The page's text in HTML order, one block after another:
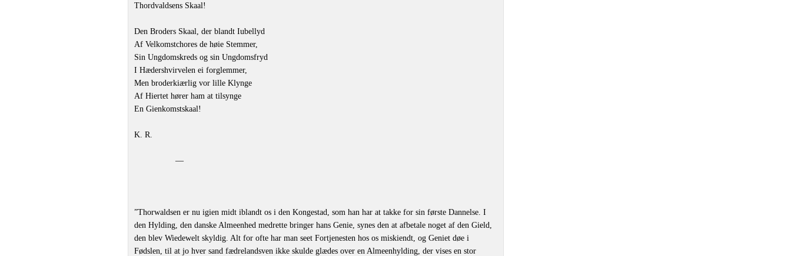
Thordvaldsens Skaal!
Den Broders Skaal, der blandt Iubellyd
Af Velkomstchores de høie Stemmer,
Sin Ungdomskreds og sin Ungdomsfryd
I Hædershvirvelen ei forglemmer,
Men broderkiærlig vor lille Klynge
Af Hiertet hører ham at tilsynge
En Gienkomstskaal!
K. R.
—
”Thorwaldsen er nu igien midt iblandt os i den Kongestad, som han har at takke for sin første Dannelse. I
den Hylding, den danske Almeenhed medrette bringer hans Genie, synes den at afbetale noget af den Gield,
den blev Wiedewelt skyldig. Alt for ofte har man seet Fortjenesten hos os miskiendt, og Geniet døe i
Fødslen, til at jo hver sand fædrelandsven ikke skulde glædes over en Almeenhylding, der vises en stor